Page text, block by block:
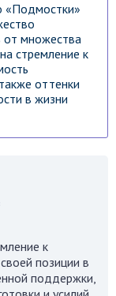
«Подмостки»
от множества
стремление к
оттенки
в жизни
к
позиции в
поддержки,